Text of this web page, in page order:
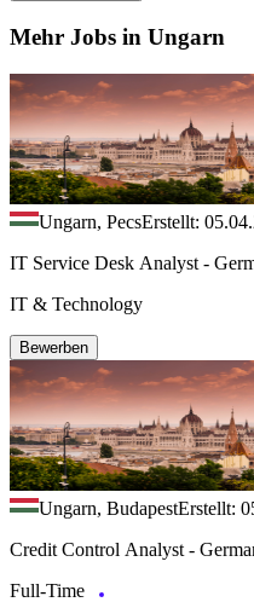
Mehr Jobs in Ungarn
Ungarn, PecsErstellt:
IT Service Desk Analyst -
IT & Technology
Bewerben
Ungarn, BudapestErstellt:
Credit Control Analyst -
Full-Time